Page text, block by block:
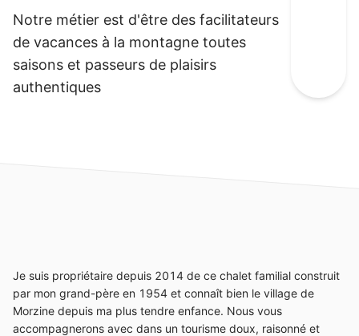
Notre métier est d'être des facilitateurs
de vacances à la montagne toutes
saisons et passeurs de plaisirs
authentiques
Je suis propriétaire depuis 2014 de ce chalet familial construit
par mon grand-père en 1954 et connaît bien le village de
Morzine depuis ma plus tendre enfance. Nous vous
accompagnerons avec dans un tourisme doux, raisonné et